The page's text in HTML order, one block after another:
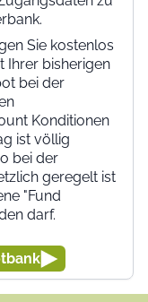
Sie kostenlos
Ihrer bisherigen
bei der
Konditionen
ist völlig
bei der
geregelt ist
"Fund
darf.